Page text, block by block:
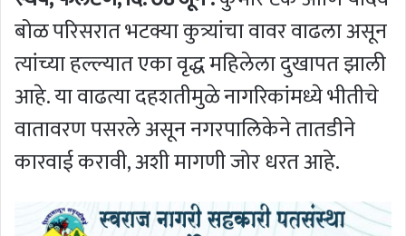
बोळ परिसरात भटक्या कुत्र्यांचा वावर वाढला असून
त्यांच्या हल्ल्यात एका वृद्ध महिलेला दुखापत झाली
आहे. या वाढत्या दहशतीमुळे नागरिकांमध्ये भीतीचे
वातावरण पसरले असून नगरपालिकेने तातडीने
कारवाई करावी, अशी मागणी जोर धरत आहे.